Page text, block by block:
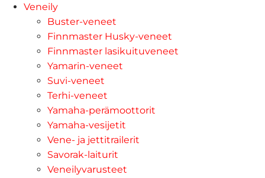
Veneily
Buster-veneet
Finnmaster Husky-veneet
Finnmaster lasikuituveneet
Yamarin-veneet
Suvi-veneet
Terhi-veneet
Yamaha-perämoottorit
Yamaha-vesijetit
Vene- ja jettitrailerit
Savorak-laiturit
Veneilyvarusteet